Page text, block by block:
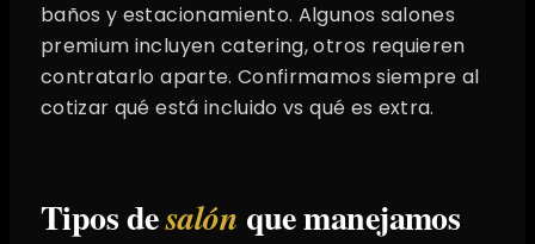
baños y estacionamiento. Algunos salones
premium incluyen catering, otros requieren
contratarlo aparte. Confirmamos siempre al
cotizar qué está incluido vs qué es extra.
Tipos desalón que manejamos